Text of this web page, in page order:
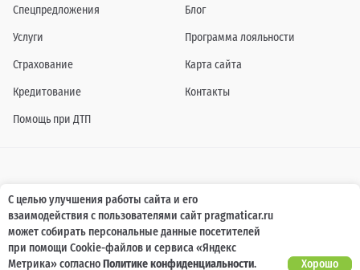
Спецпредложения
Услуги
Страхование
Кредитование
Помощь при ДТП
Блог
Программа лояльности
Карта сайта
Контакты
Информация о технических характеристиках, составе комплектаций, цветовой
гамме и стоимости автомобилей, а также действующих акциях, сроках и условиях
их проведения, указанных на сайте www.pragmaticar.ru, носит информационный
характер и ни при каких условиях не является публичной офертой,
определяемой положениями пунктом 2 статьи 437 Гражданского кодекса
Российской Федерации. Для получения подробной информации обращайтесь к
специалистам нашей компании.
С целью улучшения работы сайта и его
взаимодействия с пользователями сайт pragmaticar.ru
может собирать персональные данные посетителей
при помощи Cookie-файлов и сервиса «Яндекс
Метрика» согласноПолитике конфиденциальности. Хорошо